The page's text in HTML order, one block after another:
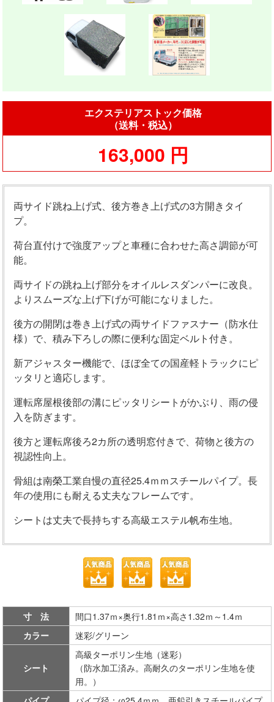
エクステリアストック価格
（送料・税込）
163,000 円
両サイド跳ね上げ式、後方巻き上げ式の3方開きタイ
プ。
荷台直付けで強度アップと車種に合わせた高さ調節が可
能。
両サイドの跳ね上げ部分をオイルレスダンパーに改良。
よりスムーズな上げ下げが可能になりました。
後方の開閉は巻き上げ式の両サイドファスナー（防水仕
様）で、積み下ろしの際に便利な固定ベルト付き。
新アジャスター機能で、ほぼ全ての国産軽トラックにピ
ッタリと適応します。
運転席屋根後部の溝にピッタリシートがかぶり、雨の侵
入を防ぎます。
後方と運転席後ろ2カ所の透明窓付きで、荷物と後方の
視認性向上。
骨組は南榮工業自慢の直径25.4ｍｍスチールパイプ。長
年の使用にも耐える丈夫なフレームです。
シートは丈夫で長持ちする高級エステル帆布生地。
寸 法
間口1.37ｍ×奥行1.81ｍ×高さ1.32ｍ～1.4ｍ
カラー
迷彩/グリーン
シート
高級ターポリン生地（迷彩）
（防水加工済み。高耐久のターポリン生地を使
用。）